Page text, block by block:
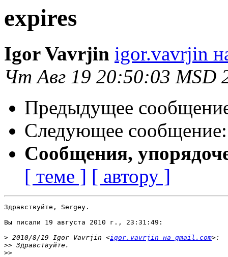
expires
Igor Vavrjin igor.vavrjin
Чт Авг 19 20:50:03 MSD
Предыдущее
Следующее
Сообщения,
[ теме ] [ автору ]
Здравствуйте, Sergey.
Вы писали 19 августа 2010 г., 23:31:49:
> 2010/8/19 Igor Vavrjin <igor.vavrjin на gmail.com
>>
>>